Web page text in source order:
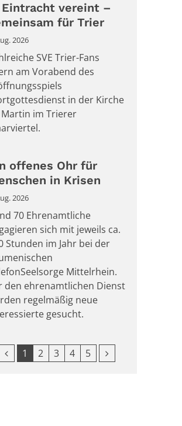
Eintracht vereint –
für Trier
2026
SVE Trier-Fans
am Vorabend des
in der Kirche
Martin im Trierer
offenes Ohr für
in Krisen
2026
70 Ehrenamtliche
sich mit jeweils ca.
Stunden im Jahr bei der
Mittelrhein.
den ehrenamtlichen Dienst
regelmäßig neue
gesucht.
Vorherige Seite
1 2 3 4 5 Nächste Seite